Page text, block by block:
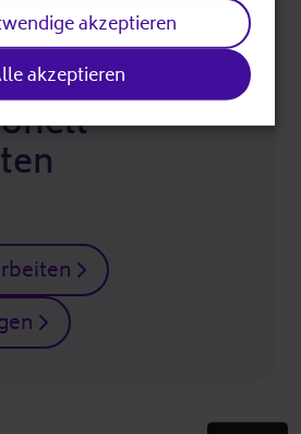
akzeptieren
akzeptieren